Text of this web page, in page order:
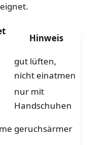
Hinweis
gut lüften,
nicht einatmen
nur mit
Handschuhen
geruchsärmer